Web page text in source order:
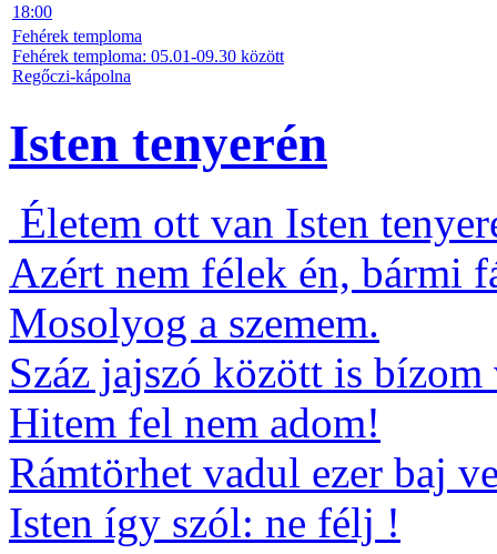
18:00
Fehérek temploma
Fehérek temploma: 05.01-09.30 között
Regőczi-kápolna
Isten tenyerén
Életem ott van Isten
Azért nem félek én, bármi
Mosolyog a szemem.
Száz jajszó között is bízom
Hitem fel nem adom!
Rámtörhet vadul ezer baj
Isten így szól: ne félj !